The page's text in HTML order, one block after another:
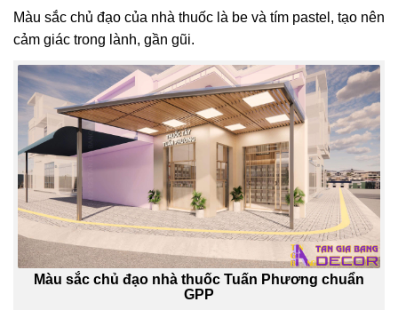
Màu sắc chủ đạo của nhà thuốc là be và tím pastel, tạo nên
cảm giác trong lành, gần gũi.
Màu sắc chủ đạo nhà thuốc Tuấn Phương chuẩn
GPP